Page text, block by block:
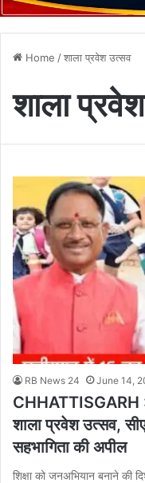
Home /शाला प्रवेश उत्सव
शाला
RB News 24 June 14,
CHHATTISGARH
शाला प्रवेश उत्सव,
सहभागिता की अपील
शिक्षा को जनअभियान बनाने की